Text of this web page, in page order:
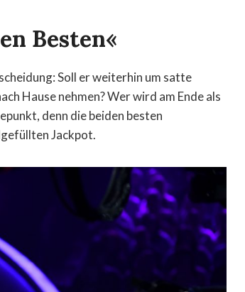
Besten«
Soll er weiterhin um satte
Hause nehmen? Wer wird am Ende als
denn die beiden besten
Jackpot.